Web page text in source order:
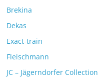
Brekina
Dekas
Exact-train
Fleischmann
JC – Jägerndorfer Collection